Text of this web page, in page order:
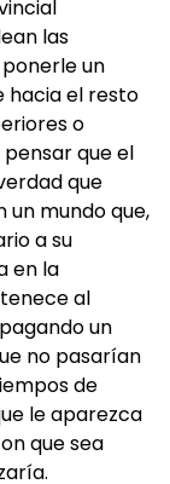
las
un
hacia el resto
o
que el
que
mundo que,
a su
en la
al
un
no pasarían
de
le aparezca
que sea